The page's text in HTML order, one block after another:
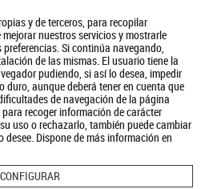
y de terceros, para recopilar
nuestros servicios y mostrarle
Si continúa navegando,
de las mismas. El usuario tiene la
pudiendo, si así lo desea, impedir
duro, aunque deberá tener en cuenta que
de navegación de la página
recoger información de carácter
uso o rechazarlo, también puede cambiar
Dispone de más información en
CONFIGURAR
Aviso Legal Política de Cookies
BUSCAR